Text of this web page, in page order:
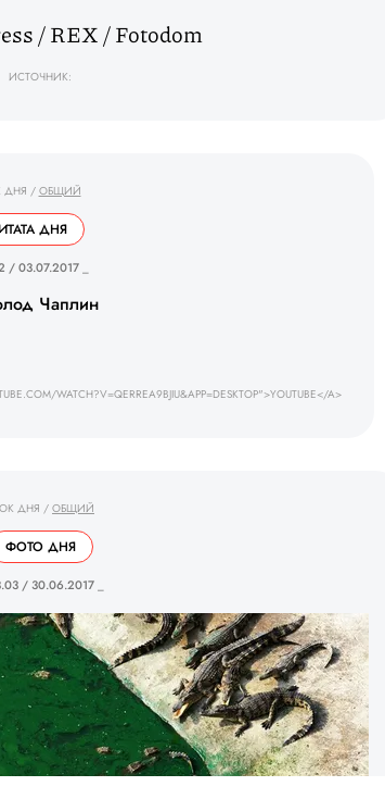
/ REX / Fotodom
ИСТОЧНИК:
ДНЯ / ОБЩИЙ
ДНЯ
/ 03.07.2017 _
Чаплин
WATCH?V=QERREA9BJIU&APP=DESKTOP">YOUTUBE</A>
ДНЯ / ОБЩИЙ
ФОТО ДНЯ
/ 30.06.2017 _